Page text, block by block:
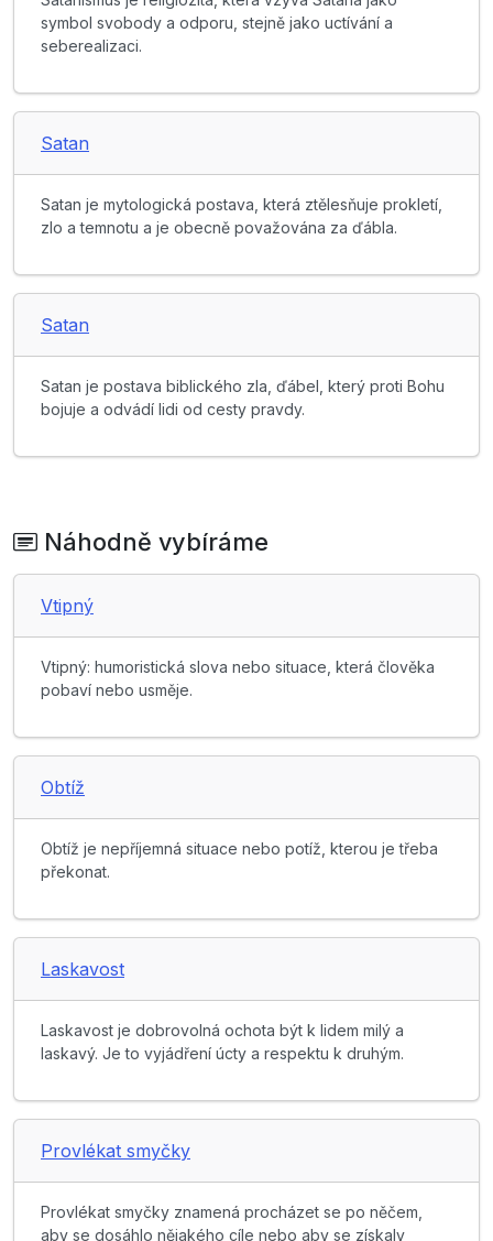
symbol svobody a odporu, stejně jako uctívání a
seberealizaci.
Satan
Satan je mytologická postava, která ztělesňuje prokletí,
zlo a temnotu a je obecně považována za ďábla.
Satan
Satan je postava biblického zla, ďábel, který proti Bohu
bojuje a odvádí lidi od cesty pravdy.
Náhodně vybíráme
Vtipný
Vtipný: humoristická slova nebo situace, která člověka
pobaví nebo usměje.
Obtíž
Obtíž je nepříjemná situace nebo potíž, kterou je třeba
překonat.
Laskavost
Laskavost je dobrovolná ochota být k lidem milý a
laskavý. Je to vyjádření úcty a respektu k druhým.
Provlékat smyčky
Provlékat smyčky znamená procházet se po něčem,
aby se dosáhlo nějakého cíle nebo aby se získaly